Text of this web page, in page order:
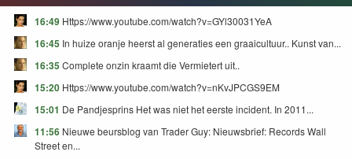
16:49 Https://www.youtube.com/watch?v=GYl30031YeA
16:45 In huize oranje heerst al generaties een graaicultuur.. Kunst van...
16:35 Complete onzin kraamt die Vermietert uit..
15:20 Https://www.youtube.com/watch?v=nKvJPCGS9EM
15:01 De Pandjesprins Het was niet het eerste incident. In 2011...
11:56 Nieuwe beursblog van Trader Guy: Nieuwsbrief: Records Wall
Street en...